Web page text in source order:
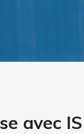
avec